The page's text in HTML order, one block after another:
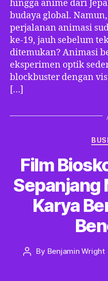
hingga anime dari
budaya global.
perjalanan animasi
ke-19, jauh sebelum
ditemukan? Animasi
eksperimen optik
blockbuster dengan
[…]
Film
Sepanjang
Karya
Post
By Benjamin Wright